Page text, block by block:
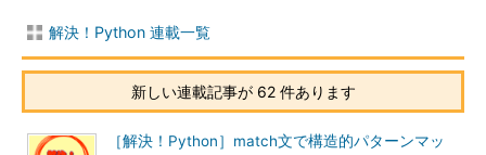
解決！Python 連載一覧
新しい連載記事が 62 件あります
［解決！Python］match文で構造的パターンマッ